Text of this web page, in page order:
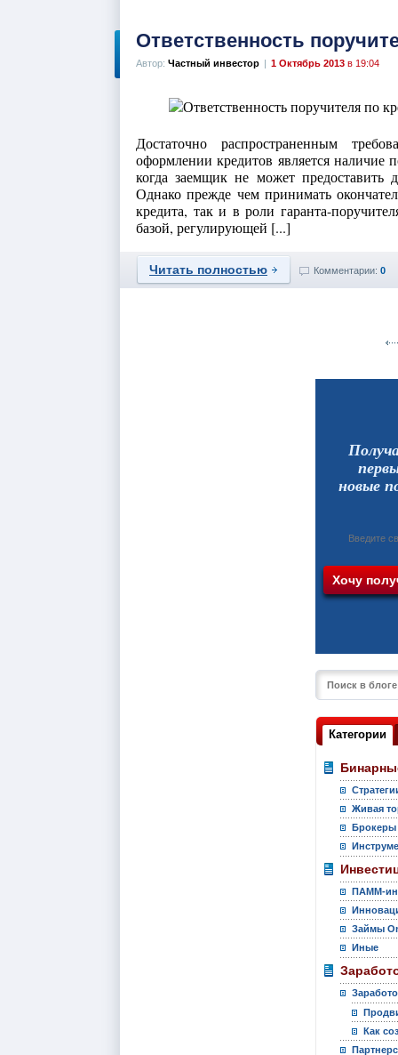
Ответственность
Автор: Частный инвестор | 1 Октябрь 2013 в 19:04
Достаточно распространенным
оформлении кредитов является наличие
когда заемщик не может предоставить
Однако прежде чем принимать
кредита, так и в роли гаранта-
базой, регулирующей [...]
Читать полностью Комментарии: 0
новые
Категории
Живая
Брокеры
ПАММ-
Займы
Иные
Как